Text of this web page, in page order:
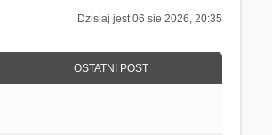
Dzisiaj jest 06 sie 2026, 20:35
OSTATNI POST